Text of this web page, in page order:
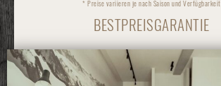
* Preise variieren je nach Saison und Verfügbarkeit
BESTPREISGARANTIE